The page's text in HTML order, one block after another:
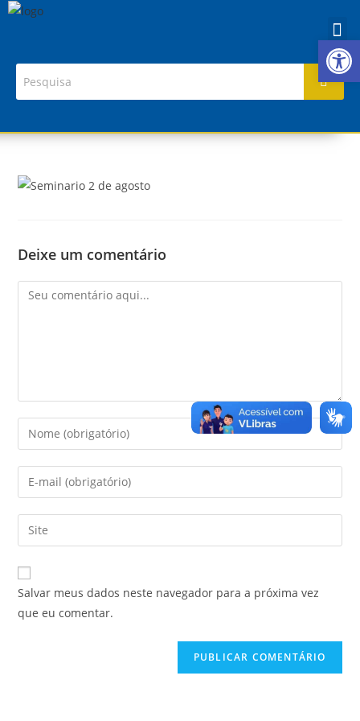
Deixe um comentário
Salvar meus dados neste navegador para a próxima vez
que eu comentar.